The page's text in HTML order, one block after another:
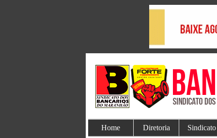
Home Diretoria Sindicato